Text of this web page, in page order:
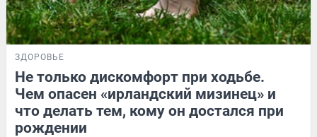
ЗДОРОВЬЕ
Не только дискомфорт при ходьбе.
Чем опасен «ирландский мизинец» и
что делать тем, кому он достался при
рождении